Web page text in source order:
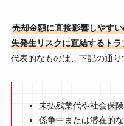
売却金額に直接影響しやす
失発生リスクに直結するトラ
代表的なものは、下記の通り
未払残業代や社会保
係争中または潜在的